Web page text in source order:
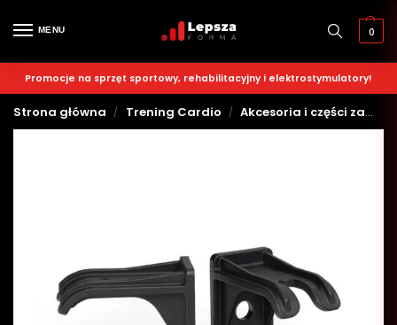
MENU 0
Promocje na sprzęt sportowy, rehabilitacyjny i elektrostymulatory!
Strona główna / Trening Cardio / Akcesoria i części zamienne do sprzętu cardio